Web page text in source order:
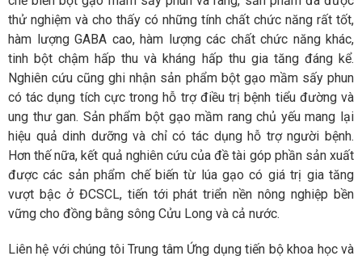
thử nghiệm và cho thấy có những tính chất chức năng rất tốt,
hàm lượng GABA cao, hàm lượng các chất chức năng khác,
tinh bột chậm hấp thu và kháng hấp thu gia tăng đáng kể.
Nghiên cứu cũng ghi nhận sản phẩm bột gạo mầm sấy phun
có tác dụng tích cực trong hỗ trợ điều trị bệnh tiểu đường và
ung thư gan. Sản phẩm bột gạo mầm rang chủ yếu mang lại
hiệu quả dinh dưỡng và chỉ có tác dụng hỗ trợ người bệnh.
Hơn thế nữa, kết quả nghiên cứu của đề tài góp phần sản xuất
được các sản phẩm chế biến từ lúa gạo có giá trị gia tăng
vượt bậc ở ĐCSCL, tiến tới phát triển nền nông nghiệp bền
vững cho đồng bằng sông Cửu Long và cả nước.
Liên hệ với chúng tôi Trung tâm Ứng dụng tiến bộ khoa học và